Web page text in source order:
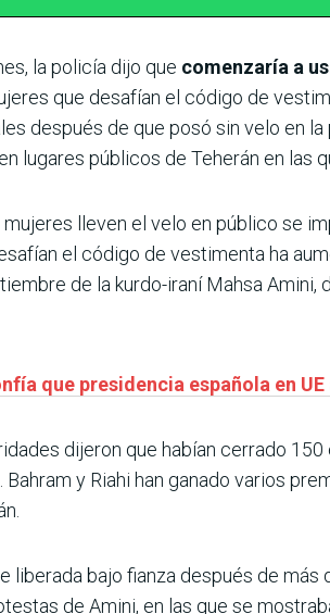
la policía dijo que comenzaría a
que desafían el código de
después de que posó sin velo en
lugares públicos de Teherán en las
lleven el velo en público se
el código de vestimenta ha
de la kurdo-iraní Mahsa Amini,
que presidencia española en
dijeron que habían cerrado
y Riahi han ganado varios
liberada bajo fianza después de
de Amini, en las que se